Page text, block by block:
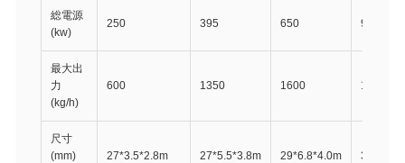
総電源
(kw)
250 395 650 980
最大出
力
(kg/h)
600 1350 1600 1900
尺寸
(mm)
27*3.5*2.8m 27*5.5*3.8m 29*6.8*4.0m